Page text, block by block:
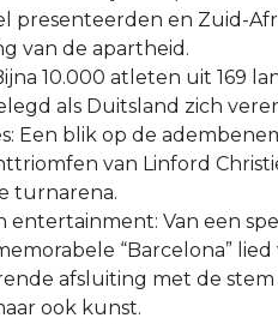
presenteerden en Zuid-
van de apartheid.
10.000 atleten uit 169
als Duitsland zich
Een blik op de
van Linford
turnarena.
entertainment: Van een
“Barcelona”
afsluiting met de stem
ook kunst.